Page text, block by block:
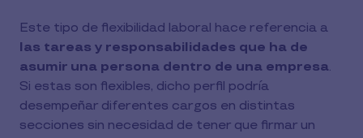
Este tipo de flexibilidad laboral hace referencia a
las tareas y responsabilidades que ha de
asumir una persona dentro de una empresa.
Si estas son flexibles, dicho perfil podría
desempeñar diferentes cargos en distintas
secciones sin necesidad de tener que firmar un